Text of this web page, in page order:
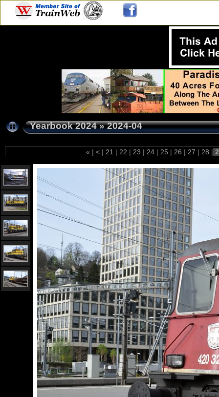
Yearbook 2024»2024-04
« | < | 21 | 22 | 23 | 24 | 25 | 26 | 27 | 28 |